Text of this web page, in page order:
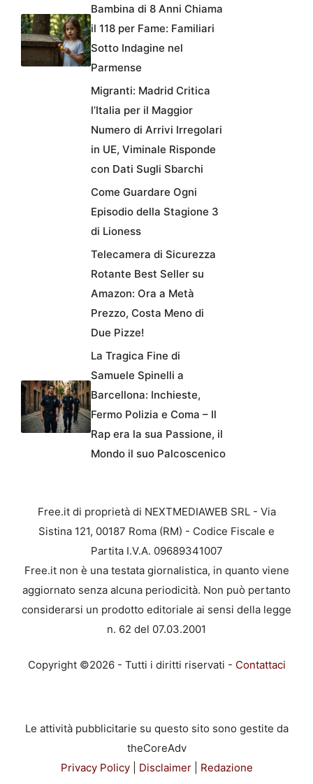
Bambina di 8 Anni Chiama
il 118 per Fame: Familiari
Sotto Indagine nel
Parmense
Migranti: Madrid Critica
l’Italia per il Maggior
Numero di Arrivi Irregolari
in UE, Viminale Risponde
con Dati Sugli Sbarchi
Come Guardare Ogni
Episodio della Stagione 3
di Lioness
Telecamera di Sicurezza
Rotante Best Seller su
Amazon: Ora a Metà
Prezzo, Costa Meno di
Due Pizze!
La Tragica Fine di
Samuele Spinelli a
Barcellona: Inchieste,
Fermo Polizia e Coma – Il
Rap era la sua Passione, il
Mondo il suo Palcoscenico
Free.it di proprietà di NEXTMEDIAWEB SRL - Via
Sistina 121, 00187 Roma (RM) - Codice Fiscale e
Partita I.V.A. 09689341007
Free.it non è una testata giornalistica, in quanto viene
aggiornato senza alcuna periodicità. Non può pertanto
considerarsi un prodotto editoriale ai sensi della legge
n. 62 del 07.03.2001
Copyright ©2026 - Tutti i diritti riservati - Contattaci
Le attività pubblicitarie su questo sito sono gestite da
theCoreAdv
Privacy Policy| Disclaimer| Redazione